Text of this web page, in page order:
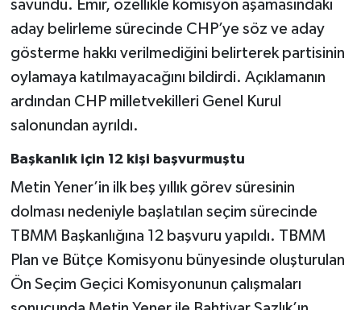
savundu. Emir, özellikle komisyon aşamasındaki
aday belirleme sürecinde CHP’ye söz ve aday
gösterme hakkı verilmediğini belirterek partisinin
oylamaya katılmayacağını bildirdi. Açıklamanın
ardından CHP milletvekilleri Genel Kurul
salonundan ayrıldı.
Başkanlık için 12 kişi başvurmuştu
Metin Yener’in ilk beş yıllık görev süresinin
dolması nedeniyle başlatılan seçim sürecinde
TBMM Başkanlığına 12 başvuru yapıldı. TBMM
Plan ve Bütçe Komisyonu bünyesinde oluşturulan
Ön Seçim Geçici Komisyonunun çalışmaları